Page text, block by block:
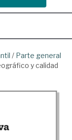
/ Parte general
y calidad